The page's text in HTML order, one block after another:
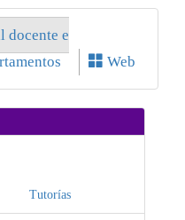
docente e
Web
Tutorías